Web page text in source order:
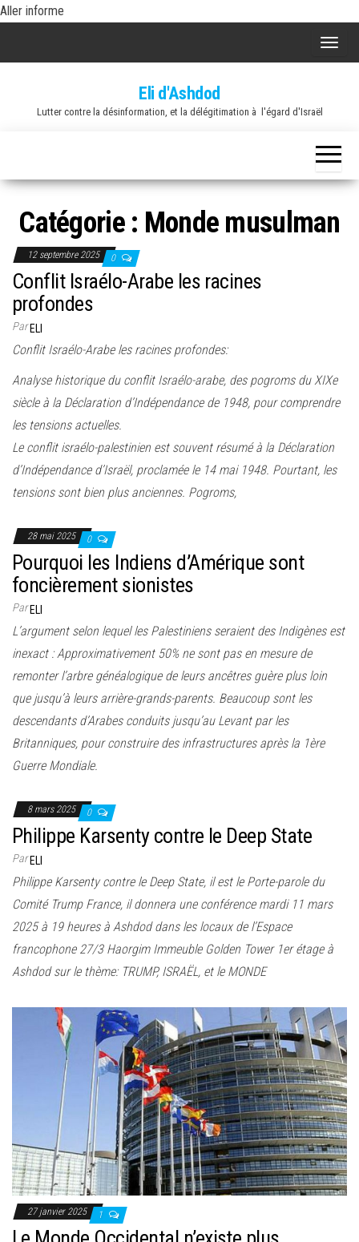
Aller informe
A
h
e
r
l
n
a
o
Eli d'Ashdod
Lutter contre la désinformation, et la délégitimation à l'égard d'Israël
Catégorie : Monde musulman
12 septembre 2025 0
Conflit Israélo-Arabe les racines
profondes
ParELI
Conflit Israélo-Arabe les racines profondes:
Analyse historique du conflit Israélo-arabe, des pogroms du XIXe
siècle à la Déclaration d’Indépendance de 1948, pour comprendre
les tensions actuelles.
Le conflit israélo-palestinien est souvent résumé à la Déclaration
d’Indépendance d’Israël, proclamée le 14 mai 1948. Pourtant, les
tensions sont bien plus anciennes. Pogroms,
28 mai 2025 0
Pourquoi les Indiens d’Amérique sont
foncièrement sionistes
ParELI
L’argument selon lequel les Palestiniens seraient des Indigènes est
inexact : Approximativement 50% ne sont pas en mesure de
remonter l’arbre généalogique de leurs ancêtres guère plus loin
que jusqu’à leurs arrière-grands-parents. Beaucoup sont les
descendants d’Arabes conduits jusqu’au Levant par les
Britanniques, pour construire des infrastructures après la 1ère
Guerre Mondiale.
8 mars 2025 0
Philippe Karsenty contre le Deep State
ParELI
Philippe Karsenty contre le Deep State, il est le Porte-parole du
Comité Trump France, il donnera une conférence mardi 11 mars
2025 à 19 heures à Ashdod dans les locaux de l’Espace
francophone 27/3 Haorgim Immeuble Golden Tower 1er étage à
Ashdod sur le thème: TRUMP, ISRAËL, et le MONDE
27 janvier 2025 1